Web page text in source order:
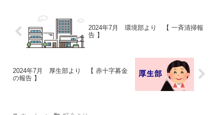
2024年7月 環境部より 【 一斉清掃報
告 】
2024年7月 厚生部より 【 赤十字募金
の報告 】